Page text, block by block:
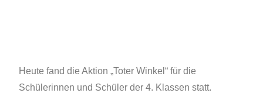
Heute fand die Aktion „Toter Winkel“ für die
Schülerinnen und Schüler der 4. Klassen statt.